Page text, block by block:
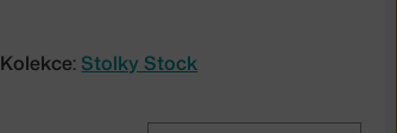
Kolekce: Stolky Stock